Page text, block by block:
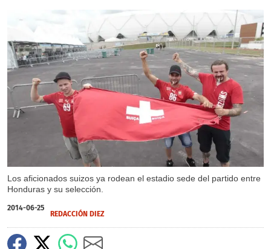
Los aficionados suizos ya rodean el estadio sede del partido entre
Honduras y su selección.
2014-06-25
REDACCIÓN DIEZ